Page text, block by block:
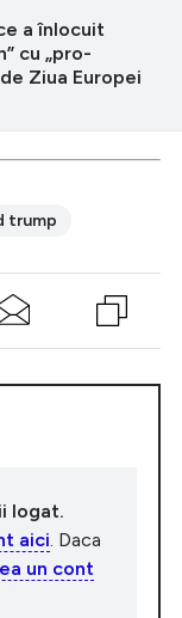
a înlocuit
cu „pro-
Ziua Europei
trump
logat.
aici . Daca
un cont